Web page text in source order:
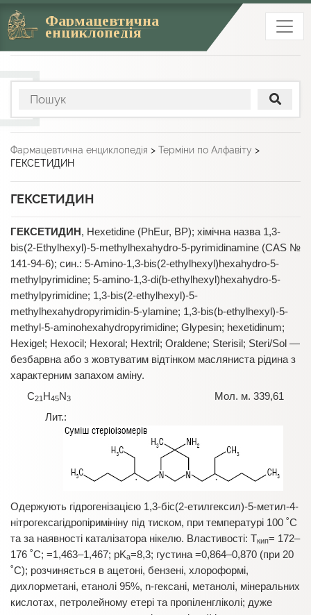
Фармацевтична
енциклопедія
Фармацевтична енциклопедія > Терміни по Алфавіту >
ГЕКСЕТИДИН
ГЕКСЕТИДИН
ГЕКСЕТИДИН, Hexetidine (PhEur, BP); хімічна назва 1,3-
bis(2-Ethylhexyl)-5-methylhexahydro-5-pyrimidinamine (CAS №
141-94-6); син.: 5-Amino-1,3-bis(2-ethylhexyl)hexahydro-5-
methylpyrimidine; 5-amino-1,3-di(b-ethylhexyl)hexahydro-5-
methylpyrimidine; 1,3-bis(2-ethylhexyl)-5-
methylhexahydropyrimidin-5-ylamine; 1,3-bis(b-ethylhexyl)-5-
methyl-5-aminohexahydropyrimidine; Glypesin; hexetidinum;
Hexigel; Hexocil; Hexoral; Hextril; Oraldene; Sterisil; Steri/Sol —
безбарвна або з жовтуватим відтінком масляниста рідина з
характерним запахом аміну.
C21 H45N3 Мол. м. 339,61
Одержують гідрогенізацією 1,3-біс(2-етилгексил)-5-метил-4-
нітрогексагідропіримініну під тиском, при температурі 100 ˚С
та за наявності каталізатора нікелю. Властивості: Ткип= 172–
176 ˚С; =1,463–1,467; pKa=8,3; густина =0,864–0,870 (при 20
˚С); розчиняється в ацетоні, бензені, хлороформі,
дихлорметані, етанолі 95%, n-гексані, метанолі, мінеральних
кислотах, петролейному етері та пропіленгліколі; дуже